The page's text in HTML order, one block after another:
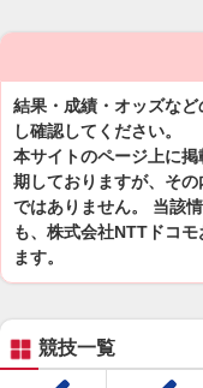
結果・成績・オッズな
し確認してください。
本サイトのページ上に
期しておりますが、そ
ではありません。 当該
も、株式会社NTTドコ
ます。
競技一覧